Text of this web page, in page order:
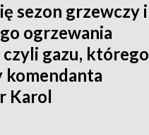
sezon grzewczy i
ogrzewania
gazu, którego
komendanta
Karol